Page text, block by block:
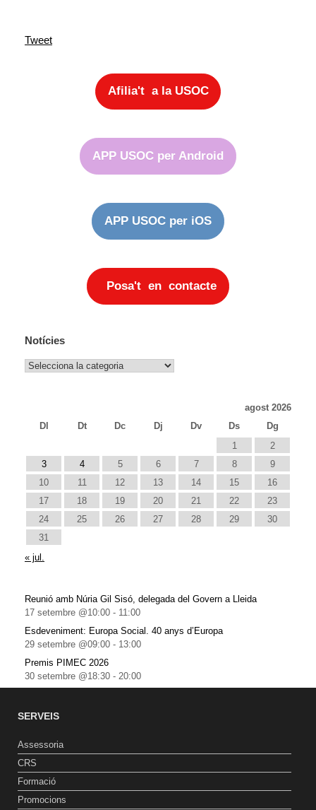
Tweet
Afilia't a la USOC
APP USOC per Android
APP USOC per iOS
Posa't en contacte
Notícies
Notícies
agost 2026
Dl
Dt Dc Dj Dv Ds
Dg
1
2
3
4 5 6 7 8
9
10
11 12 13 14 15
16
17
18 19 20 21 22
23
24
25 26 27 28 29
30
31
« jul.
Reunió amb Núria Gil Sisó, delegada del Govern a Lleida
17 setembre @10:00 - 11:00
Esdeveniment: Europa Social. 40 anys d’Europa
29 setembre @09:00 - 13:00
Premis PIMEC 2026
30 setembre @18:30 - 20:00
SERVEIS
Assessoria
CRS
Formació
Promocions